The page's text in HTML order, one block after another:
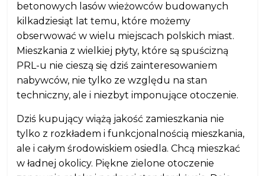
betonowych lasów wieżowców budowanych
kilkadziesiąt lat temu, które możemy
obserwować w wielu miejscach polskich miast.
Mieszkania z wielkiej płyty, które są spuścizną
PRL-u nie cieszą się dziś zainteresowaniem
nabywców, nie tylko ze względu na stan
techniczny, ale i niezbyt imponujące otoczenie.
Dziś kupujący wiążą jakość zamieszkania nie
tylko z rozkładem i funkcjonalnością mieszkania,
ale i całym środowiskiem osiedla. Chcą mieszkać
w ładnej okolicy. Piękne zielone otoczenie